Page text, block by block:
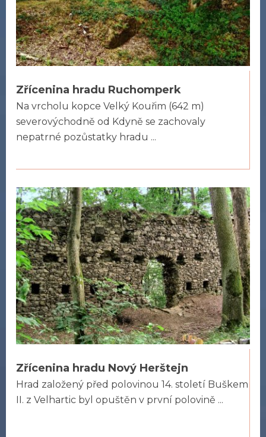
Zřícenina hradu Ruchomperk
Na vrcholu kopce Velký Kouřim (642 m)
severovýchodně od Kdyně se zachovaly
nepatrné pozůstatky hradu ...
Zřícenina hradu Nový Herštejn
Hrad založený před polovinou 14. století Buškem
II. z Velhartic byl opuštěn v první polovině ...